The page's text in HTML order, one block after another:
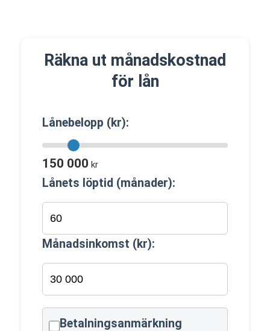
Räkna ut månadskostnad
för lån
Lånebelopp (kr):
150 000 kr
Lånets löptid (månader):
Månadsinkomst (kr):
Betalningsanmärkning